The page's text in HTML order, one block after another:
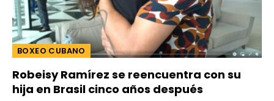
BOXEO CUBANO
Robeisy Ramírez se reencuentra con su
hija en Brasil cinco años después